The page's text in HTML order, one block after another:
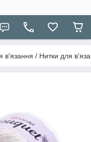
в'язання / Нитки для